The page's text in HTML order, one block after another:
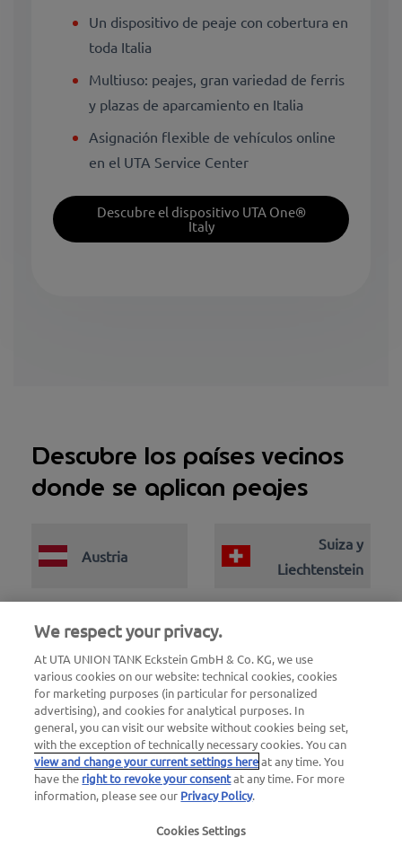
Un dispositivo de peaje con cobertura en
toda Italia
Multiuso: peajes, gran variedad de ferris
y plazas de aparcamiento en Italia
Asignación flexible de vehículos online
en el UTA Service Center
Descubre el dispositivo UTA One®
Italy
Descubre los países vecinos
donde se aplican peajes
Austria
Suiza y
Liechtenstein
Eslovenia
We respect your privacy.
At UTA UNION TANK Eckstein GmbH & Co. KG, we use
various cookies on our website: technical cookies, cookies
for marketing purposes (in particular for personalized
advertising), and cookies for analytical purposes. In
general, you can visit our website without cookies being set,
with the exception of technically necessary cookies. You can
view and change your current settings hereat any time. You
have the right to revoke your consentat any time. For more
information, please see our Privacy Policy.
Cookies Settings